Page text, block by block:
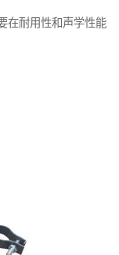
在耐用性和声学性能